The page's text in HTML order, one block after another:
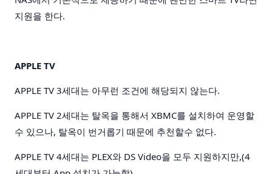
지원을 한다.
APPLE TV
APPLE TV 3세대는 아무런 조건에 해당되지 않는다.
APPLE TV 2세대는 탈옥을 통해서 XBMC를 설치하여 운영할
수 있으나, 탈옥이 번거롭기 때문에 추천할수 없다.
APPLE TV 4세대는 PLEX와 DS Video을 모두 지원하지만,(4